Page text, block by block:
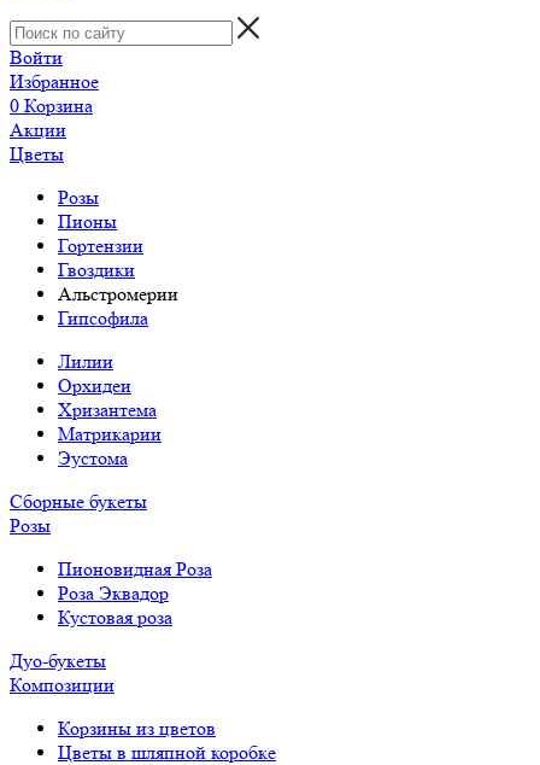
Войти
Избранное
0 Корзина
Акции
Цветы
Розы
Пионы
Гортензии
Гвоздики
Альстромерии
Гипсофила
Лилии
Орхидеи
Хризантема
Матрикарии
Эустома
Сборные букеты
Розы
Пионовидная Роза
Роза Эквадор
Кустовая роза
Дуо-букеты
Композиции
Корзины из цветов
Цветы в шляпной коробке